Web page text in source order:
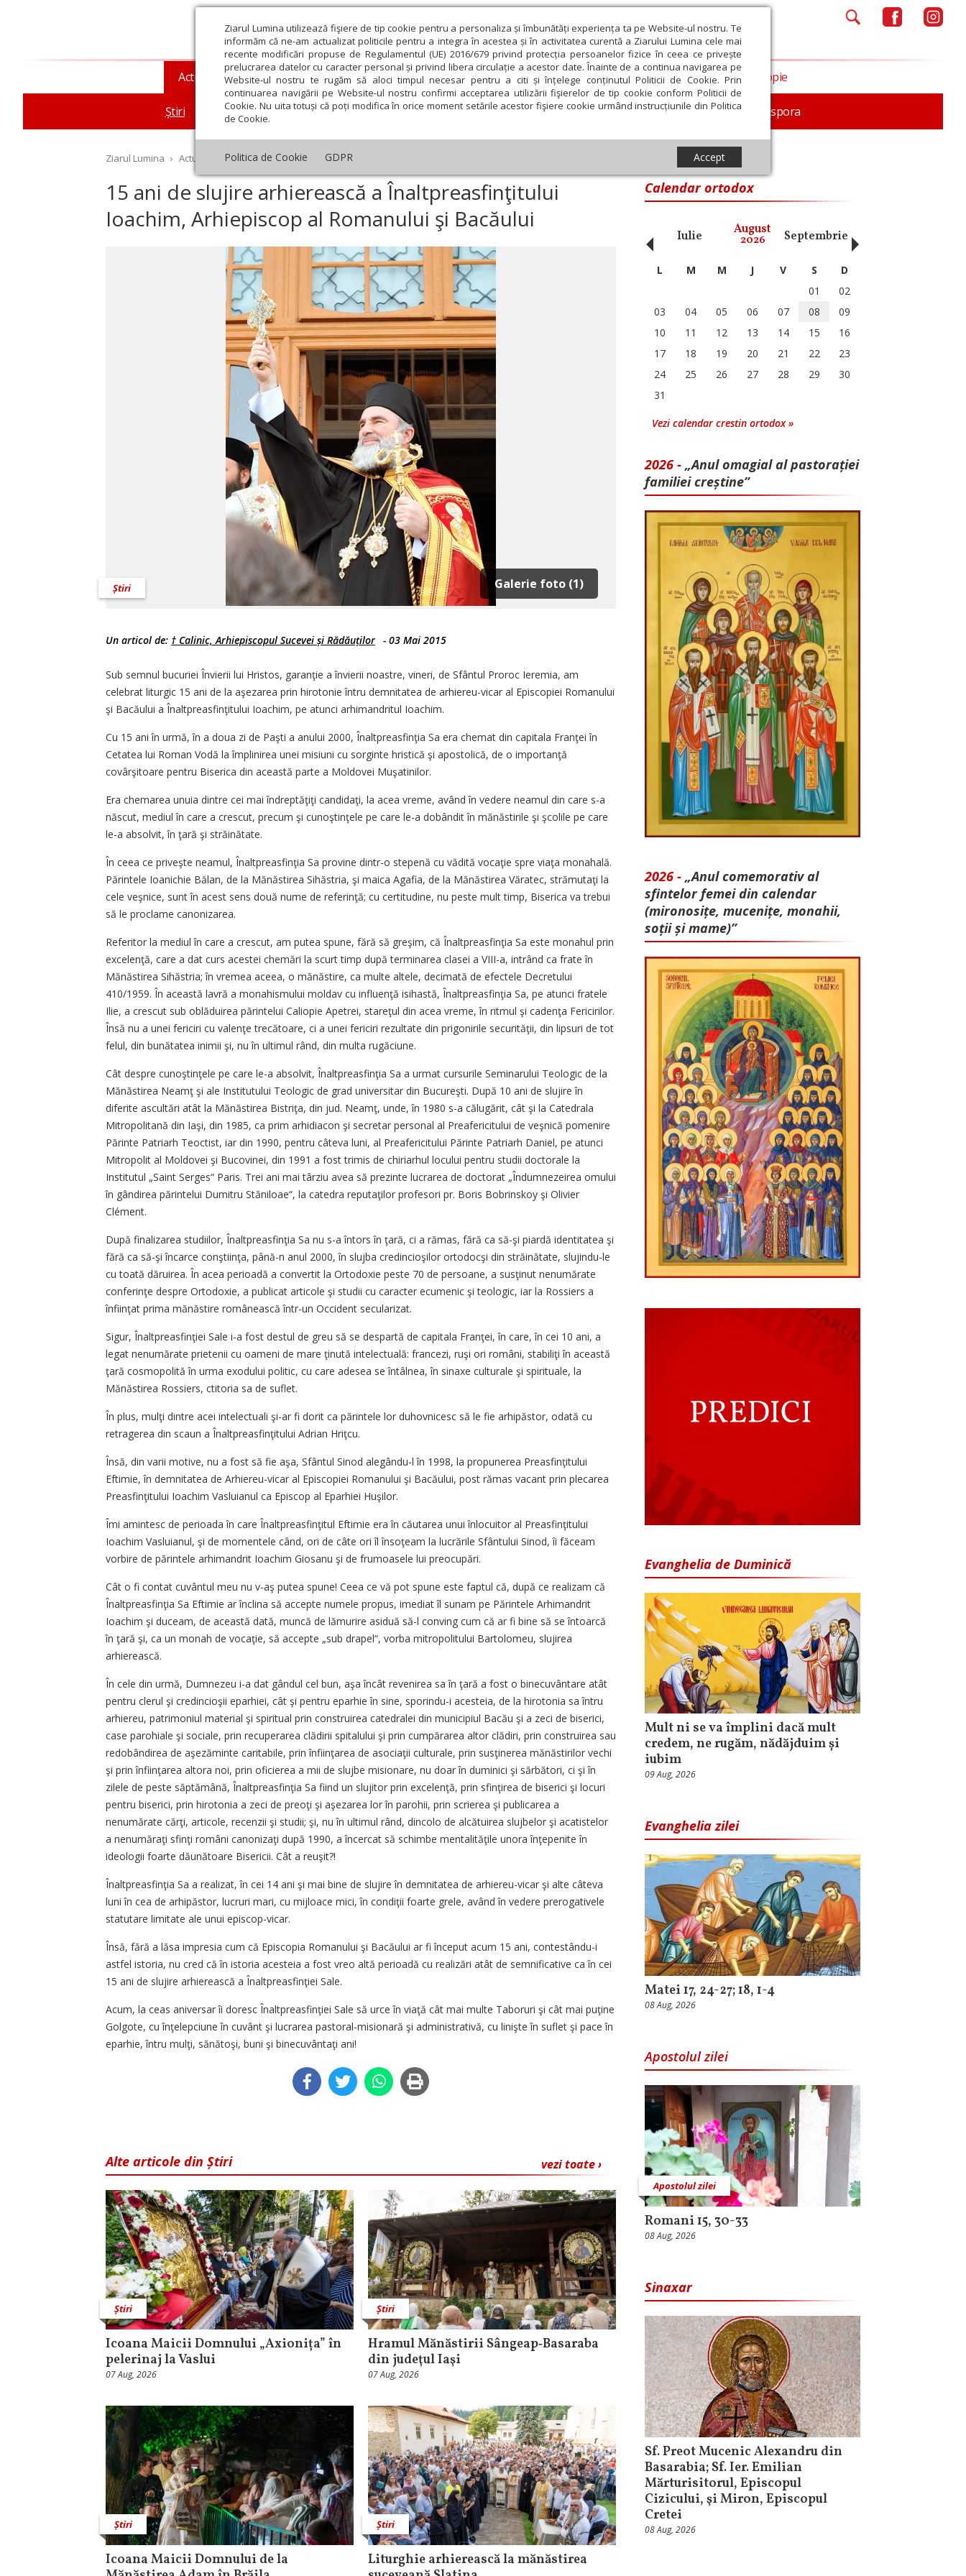
Ziarul Lumina utilizează fişiere de tip cookie pentru a personaliza și îmbunătăți experiența ta pe Website-ul nostru. Te
informăm că ne-am actualizat politicile pentru a integra în acestea și în activitatea curentă a Ziarului Lumina cele mai
recente modificări propuse de Regulamentul (UE) 2016/679 privind protecția persoanelor fizice în ceea ce privește
prelucrarea datelor cu caracter personal și privind libera circulație a acestor date. Înainte de a continua navigarea pe
Website-ul nostru te rugăm să aloci timpul necesar pentru a citi și înțelege conținutul Politicii de Cookie. Prin
continuarea navigării pe Website-ul nostru confirmi acceptarea utilizării fişierelor de tip cookie conform Politicii de
Cookie. Nu uita totuși că poți modifica în orice moment setările acestor fişiere cookie urmând instrucțiunile din Politica
de Cookie.
Politica de Cookie GDPR Accept
Actualitate religioasă
Știri Mesaje și cuvântări An omagial Comunicate de presă Documentar In memoriam Diaspora
Teologie și spiritualitate Educaţie și Cultură Societate Opinii Filantropie
Ziarul Lumina › Actualitate religioasă › Știri › 15 ani de slujire arhierească a Înaltpreasfinţitului Ioachim, Arhiepiscop al Romanului şi Bacăului
15 ani de slujire arhierească a Înaltpreasfinţitului
Ioachim, Arhiepiscop al Romanului şi Bacăului
Galerie foto (1)
Știri
Un articol de: † Calinic, Arhiepiscopul Sucevei și Rădăuților - 03 Mai 2015
Sub semnul bucuriei Învierii lui Hristos, garanţie a învierii noastre, vineri, de Sfântul Proroc Ieremia, am
celebrat liturgic 15 ani de la aşezarea prin hirotonie întru demnitatea de arhiereu-vicar al Episcopiei Romanului
şi Bacăului a Înaltpreasfinţitului Ioachim, pe atunci arhimandritul Ioachim.
Cu 15 ani în urmă, în a doua zi de Paşti a anului 2000, Înaltpreasfinţia Sa era chemat din capitala Franţei în
Cetatea lui Roman Vodă la împlinirea unei misiuni cu sorginte hristică şi apostolică, de o importanţă
covârşitoare pentru Biserica din această parte a Moldovei Muşatinilor.
Era chemarea unuia dintre cei mai îndreptăţiţi candidaţi, la acea vreme, având în vedere neamul din care s-a
născut, mediul în care a crescut, precum şi cunoştinţele pe care le-a dobândit în mănăstirile şi şcolile pe care
le-a absolvit, în ţară şi străinătate.
În ceea ce priveşte neamul, Înaltpreasfinţia Sa provine dintr-o stepenă cu vădită vocaţie spre viaţa monahală.
Părintele Ioanichie Bălan, de la Mănăstirea Sihăstria, şi maica Agafia, de la Mănăstirea Văratec, strămutaţi la
cele veşnice, sunt în acest sens două nume de referinţă; cu certitudine, nu peste mult timp, Biserica va trebui
să le proclame canonizarea.
Referitor la mediul în care a crescut, am putea spune, fără să greşim, că Înaltpreasfinţia Sa este monahul prin
excelenţă, care a dat curs acestei chemări la scurt timp după terminarea clasei a VIII-a, intrând ca frate în
Mănăstirea Sihăstria; în vremea aceea, o mănăstire, ca multe altele, decimată de efectele Decretului
410/1959. În această lavră a monahismului moldav cu influenţă isihastă, Înaltpreasfinţia Sa, pe atunci fratele
Ilie, a crescut sub oblăduirea părintelui Caliopie Apetrei, stareţul din acea vreme, în ritmul şi cadenţa Fericirilor.
Însă nu a unei fericiri cu valenţe trecătoare, ci a unei fericiri rezultate din prigonirile securităţii, din lipsuri de tot
felul, din bunătatea inimii şi, nu în ultimul rând, din multa rugăciune.
Cât despre cunoştinţele pe care le-a absolvit, Înaltpreasfinţia Sa a urmat cursurile Seminarului Teologic de la
Mănăstirea Neamţ şi ale Institutului Teologic de grad universitar din Bucureşti. După 10 ani de slujire în
diferite ascultări atât la Mănăstirea Bistriţa, din jud. Neamţ, unde, în 1980 s-a călugărit, cât şi la Catedrala
Mitropolitană din Iaşi, din 1985, ca prim arhidiacon şi secretar personal al Preafericitului de veşnică pomenire
Părinte Patriarh Teoctist, iar din 1990, pentru câteva luni, al Preafericitului Părinte Patriarh Daniel, pe atunci
Mitropolit al Moldovei şi Bucovinei, din 1991 a fost trimis de chiriarhul locului pentru studii doctorale la
Institutul „Saint Serges“ Paris. Trei ani mai târziu avea să prezinte lucrarea de doctorat „Îndumnezeirea omului
în gândirea părintelui Dumitru Stăniloae“, la catedra reputaţilor profesori pr. Boris Bobrinskoy şi Olivier
Clément.
După finalizarea studiilor, Înaltpreasfinţia Sa nu s-a întors în ţară, ci a rămas, fără ca să-şi piardă identitatea şi
fără ca să-şi încarce conştiinţa, până-n anul 2000, în slujba credincioşilor ortodocşi din străinătate, slujindu-le
cu toată dăruirea. În acea perioadă a convertit la Ortodoxie peste 70 de persoane, a susţinut nenumărate
conferinţe despre Ortodoxie, a publicat articole şi studii cu caracter ecumenic şi teologic, iar la Rossiers a
înfiinţat prima mănăstire românească într-un Occident secularizat.
Sigur, Înaltpreasfinţiei Sale i-a fost destul de greu să se despartă de capitala Franţei, în care, în cei 10 ani, a
legat nenumărate prietenii cu oameni de mare ţinută intelectuală: francezi, ruşi ori români, stabiliţi în această
ţară cosmopolită în urma exodului politic, cu care adesea se întâlnea, în sinaxe culturale şi spirituale, la
Mănăstirea Rossiers, ctitoria sa de suflet.
În plus, mulţi dintre acei intelectuali şi-ar fi dorit ca părintele lor duhovnicesc să le fie arhipăstor, odată cu
retragerea din scaun a Înaltpreasfinţitului Adrian Hriţcu.
Însă, din varii motive, nu a fost să fie aşa, Sfântul Sinod alegându-l în 1998, la propunerea Preasfinţitului
Eftimie, în demnitatea de Arhiereu-vicar al Episcopiei Romanului şi Bacăului, post rămas vacant prin plecarea
Preasfinţitului Ioachim Vasluianul ca Episcop al Eparhiei Huşilor.
Îmi amintesc de perioada în care Înaltpreasfinţitul Eftimie era în căutarea unui înlocuitor al Preasfinţitului
Ioachim Vasluianul, şi de momentele când, ori de câte ori îl însoţeam la lucrările Sfântului Sinod, îi făceam
vorbire de părintele arhimandrit Ioachim Giosanu şi de frumoasele lui preocupări.
Cât o fi contat cuvântul meu nu v-aş putea spune! Ceea ce vă pot spune este faptul că, după ce realizam că
Înaltpreasfinţia Sa Eftimie ar înclina să accepte numele propus, imediat îl sunam pe Părintele Arhimandrit
Ioachim şi duceam, de această dată, muncă de lămurire asiduă să-l conving cum că ar fi bine să se întoarcă
în ţară şi, ca un monah de vocaţie, să accepte „sub drapel“, vorba mitropolitului Bartolomeu, slujirea
arhierească.
În cele din urmă, Dumnezeu i-a dat gândul cel bun, aşa încât revenirea sa în ţară a fost o binecuvântare atât
pentru clerul şi credincioşii eparhiei, cât şi pentru eparhie în sine, sporindu-i acesteia, de la hirotonia sa întru
arhiereu, patrimoniul material şi spiritual prin construirea catedralei din municipiul Bacău şi a zeci de biserici,
case parohiale şi sociale, prin recuperarea clădirii spitalului şi prin cumpărarea altor clădiri, prin construirea sau
redobândirea de aşezăminte caritabile, prin înfiinţarea de asociaţii culturale, prin susţinerea mănăstirilor vechi
şi prin înfiinţarea altora noi, prin oficierea a mii de slujbe misionare, nu doar în duminici şi sărbători, ci şi în
zilele de peste săptămână, Înaltpreasfinţia Sa fiind un slujitor prin excelenţă, prin sfinţirea de biserici şi locuri
pentru biserici, prin hirotonia a zeci de preoţi şi aşezarea lor în parohii, prin scrierea şi publicarea a
nenumărate cărţi, articole, recenzii şi studii; şi, nu în ultimul rând, dincolo de alcătuirea slujbelor şi acatistelor
a nenumăraţi sfinţi români canonizaţi după 1990, a încercat să schimbe mentalităţile unora înţepenite în
ideologii foarte dăunătoare Bisericii. Cât a reuşit?!
Înaltpreasfinţia Sa a realizat, în cei 14 ani şi mai bine de slujire în demnitatea de arhiereu-vicar şi alte câteva
luni în cea de arhipăstor, lucruri mari, cu mijloace mici, în condiţii foarte grele, având în vedere prerogativele
statutare limitate ale unui episcop-vicar.
Însă, fără a lăsa impresia cum că Episcopia Romanului şi Bacăului ar fi început acum 15 ani, contestându-i
astfel istoria, nu cred că în istoria acesteia a fost vreo altă perioadă cu realizări atât de semnificative ca în cei
15 ani de slujire arhierească a Înaltpreasfinţiei Sale.
Acum, la ceas aniversar îi doresc Înaltpreasfinţiei Sale să urce în viaţă cât mai multe Taboruri şi cât mai puţine
Golgote, cu înţelepciune în cuvânt şi lucrarea pastoral-misionară şi administrativă, cu linişte în suflet şi pace în
eparhie, întru mulţi, sănătoşi, buni şi binecuvântaţi ani!
vezi toate ›
Alte articole din Știri
Știri
Icoana Maicii Domnului „Axionița” în
pelerinaj la Vaslui
07 Aug, 2026
Știri
Hramul Mănăstirii Sângeap‑Basaraba
din judeţul Iaşi
07 Aug, 2026
Știri
Icoana Maicii Domnului de la
Știri
Liturghie arhierească la mănăstirea
Calendar ortodox
Decembrie Ianuarie Martie Iulie August
2026 Septembrie Octombrie
‹ L M M J V S
D
01
02
03
04 05 06 07 08
09
10
11 12 13 14 15
16
17
18 19 20 21 22
23
24
25 26 27 28 29
30
31
Vezi calendar crestin ortodox »
2026 - „Anul omagial al pastorației
familiei creștine”
2026 - „Anul comemorativ al
sfintelor femei din calendar
(mironosițe, mu­cenițe, monahii,
soții și mame)”
Evanghelia de Duminică
Mult ni se va împlini dacă mult
credem, ne rugăm, nădăjduim și
iubim
09 Aug, 2026
Evanghelia zilei
Matei 17, 24-27; 18, 1-4
08 Aug, 2026
Apostolul zilei
Apostolul zilei
Romani 15, 30-33
08 Aug, 2026
Sinaxar
Sf. Preot Mucenic Alexandru din
Basarabia; Sf. Ier. Emilian
Mărturisitorul, Episcopul
Cizicului, şi Miron, Episcopul
Cretei
08 Aug, 2026